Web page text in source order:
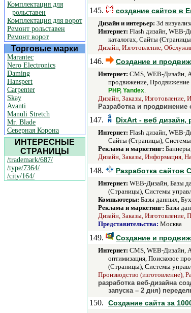
Комплектация для
рольставен
Комплектация для ворот
Ремонт рольставен
Ремонт ворот
Торговые марки
Marantec
Nero Electronics
Daming
Hanspert
Carpenter
Skay
Avanti
Manuli Stretch
Mr. Blade
Северная Корона
ИНТЕРЕСНЫЕ
СТРАНИЦЫ
/trademark/687/
/type/7364/
/city/164/
145. создание сайтов в
Дизайн и интерьер: 3d
Интернет: Flash дизайн, WEB-
каталогах, Сайты
Дизайн, Изготовление,
146. Создание и
Интернет: CMS, WEB-Дизайн,
продвижение, Продвижение
PHP, Yandex.
Дизайн, Заказы, Изготовление,
Разработка и
147. DixArt - веб дизайн,
Интернет: Flash дизайн, WEB-
Сайты (Страницы), Системы
Реклама и маркетинг:
Дизайн, Заказы, Информация,
148. Разработка сайтов
Интернет: WEB-Дизайн, Базы
(Страницы), Системы
Компьютеры: Базы данных,
Реклама и маркетинг: Базы
Дизайн, Заказы, Изготовление,
Представительства: Москва
149. Создание и
Интернет: CMS, WEB-Дизайн,
оптимизация, Поисковое
(Страницы), Системы
Производство (изготовление),
разработка веб-дизайна
запуска – 2 дня)
150. Создание сайта за